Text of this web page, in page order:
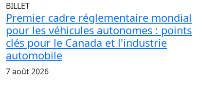
BILLET
Premier cadre réglementaire mondial
pour les véhicules autonomes : points
clés pour le Canada et l'industrie
automobile
7 août 2026